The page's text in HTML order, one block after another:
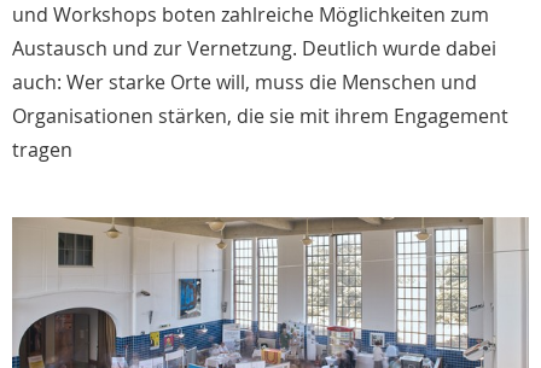
und Workshops boten zahlreiche Möglichkeiten zum
Austausch und zur Vernetzung. Deutlich wurde dabei
auch: Wer starke Orte will, muss die Menschen und
Organisationen stärken, die sie mit ihrem Engagement
tragen